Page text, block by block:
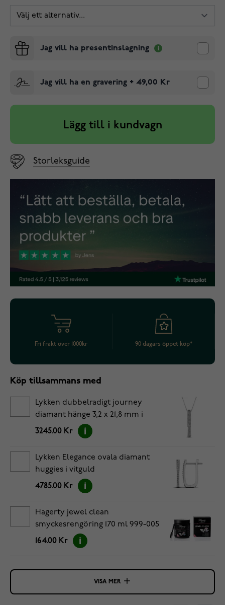
Jag vill ha presentinslagning
Jag vill ha en gravering + 49,00 Kr
Lägg till i kundvagn
Storleksguide
Fri frakt över 1000kr 90 dagars öppet köp*
Köp tillsammans med
Lykken dubbelradigt journey
diamant hänge 3,2 x 21,8 mm i
vitguld
3245.00 Kr
Lykken Elegance ovala diamant
huggies i vitguld
4785.00 Kr
Hagerty jewel clean
smyckesrengöring 170 ml 999-005
164.00 Kr
VISA MER